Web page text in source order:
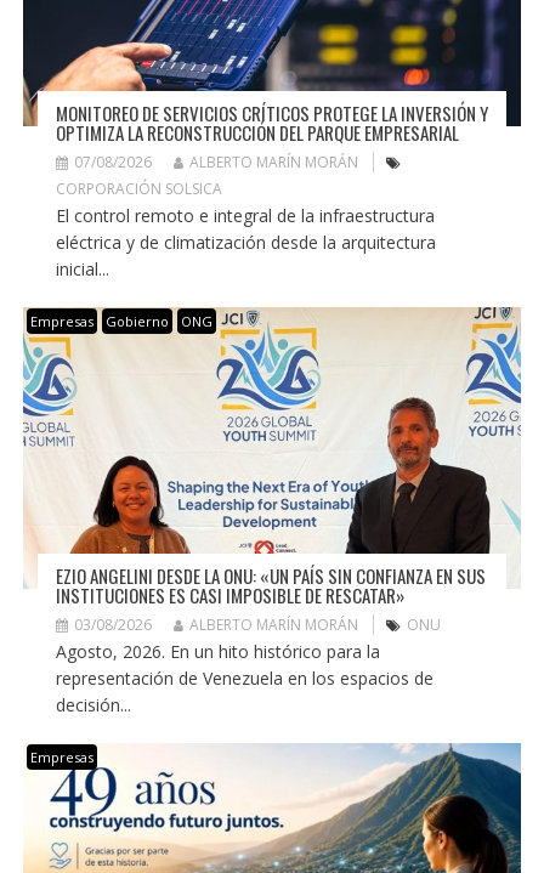
MONITOREO DE SERVICIOS CRÍTICOS PROTEGE LA INVERSIÓN Y
OPTIMIZA LA RECONSTRUCCIÓN DEL PARQUE EMPRESARIAL
07/08/2026
ALBERTO MARÍN MORÁN
CORPORACIÓN SOLSICA
El control remoto e integral de la infraestructura
eléctrica y de climatización desde la arquitectura
inicial...
Empresas Gobierno ONG
EZIO ANGELINI DESDE LA ONU: «UN PAÍS SIN CONFIANZA EN SUS
INSTITUCIONES ES CASI IMPOSIBLE DE RESCATAR»
03/08/2026 ALBERTO MARÍN MORÁN ONU
Agosto, 2026. En un hito histórico para la
representación de Venezuela en los espacios de
decisión...
Empresas